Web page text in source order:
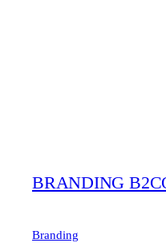
BRANDING
Branding